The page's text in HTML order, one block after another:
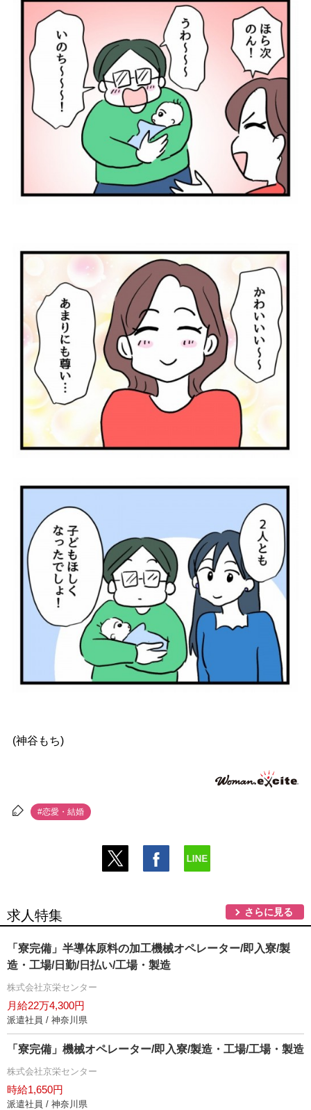
(神谷もち)
#恋愛・結婚
求人特集 さらに見る
「寮完備」半導体原料の加工機械オペレーター/即入寮/製
造・工場/日勤/日払い/工場・製造
株式会社京栄センター
月給22万4,300円
派遣社員 / 神奈川県
「寮完備」機械オペレーター/即入寮/製造・工場/工場・製造
株式会社京栄センター
時給1,650円
派遣社員 / 神奈川県